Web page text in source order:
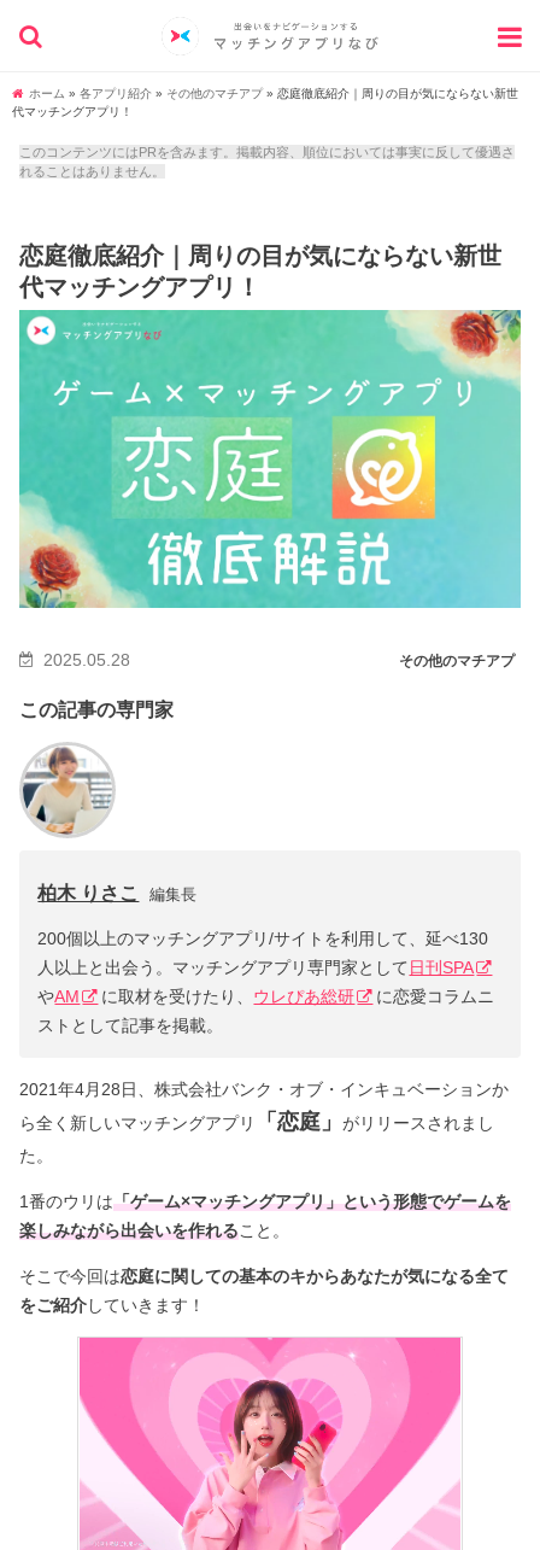
ホーム » 各アプリ紹介 » その他のマチアプ » 恋庭徹底紹介｜周りの目が気にならない新世
代マッチングアプリ！
このコンテンツにはPRを含みます。掲載内容、順位においては事実に反して優遇さ
れることはありません。
恋庭徹底紹介｜周りの目が気にならない新世
代マッチングアプリ！
その他のマチアプ
2025.05.28
この記事の専門家
柏木 りさこ 編集長
200個以上のマッチングアプリ/サイトを利用して、延べ130
人以上と出会う。マッチングアプリ専門家として 日刊SPA
やAM に取材を受けたり、 ウレぴあ総研
に恋愛コラムニ
ストとして記事を掲載。
2021年4月28日、株式会社バンク・オブ・インキュベーションか
ら全く新しいマッチングアプリ
「恋庭」がリリースされまし
た。
1番のウリは「ゲーム×マッチングアプリ」という形態でゲームを
楽しみながら出会いを作れること。
そこで今回は恋庭に関しての基本のキからあなたが気になる全て
をご紹介していきます！